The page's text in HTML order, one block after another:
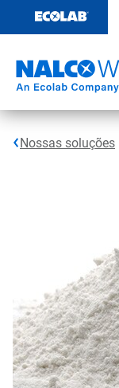
o
Nossas soluções